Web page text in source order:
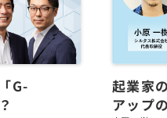
G-
起業家
アップ